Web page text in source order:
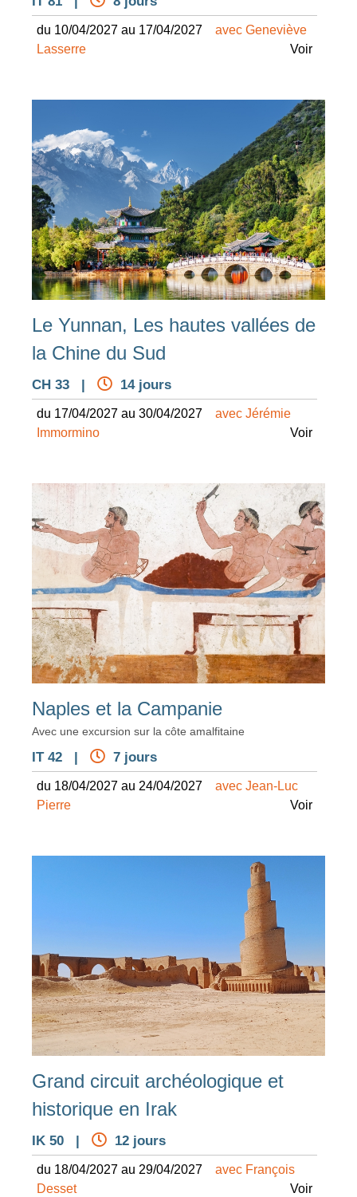
du 10/04/2027 au 17/04/2027
avec Geneviève
Lasserre
Voir
Le Yunnan, Les hautes vallées de
la Chine du Sud
CH 33 | 14 jours
du 17/04/2027 au 30/04/2027
avec Jérémie
Immormino
Voir
Naples et la Campanie
Avec une excursion sur la côte amalfitaine
IT 42 | 7 jours
du 18/04/2027 au 24/04/2027
avec Jean-Luc
Pierre
Voir
Grand circuit archéologique et
historique en Irak
IK 50 | 12 jours
du 18/04/2027 au 29/04/2027
avec François
Desset
Voir